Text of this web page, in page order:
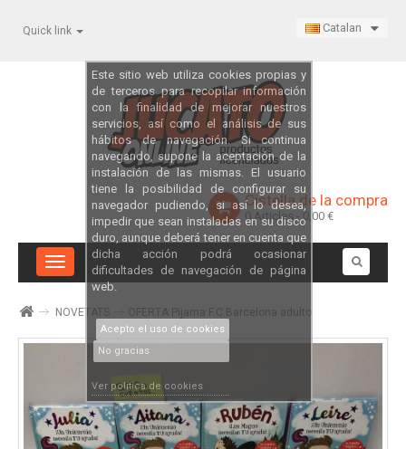
Este sitio web utiliza cookies propias y
de terceros para recopilar información
con la finalidad de mejorar nuestros
servicios, así como el análisis de sus
hábitos de navegación. Si continua
navegando, supone la aceptación de la
instalación de las mismas. El usuario
tiene la posibilidad de configurar su
navegador pudiendo, si así lo desea,
impedir que sean instaladas en su disco
duro, aunque deberá tener en cuenta que
dicha acción podrá ocasionar
dificultades de navegación de página
web.
Acepto el uso de cookies
No gracias
Ver política de cookies
Catalan
Quick link
Cistella de la compra
0Articles - 0,00 €
Toggle
navigation
NOVETATS OFERTA Pijama F.C.Barcelona adulto